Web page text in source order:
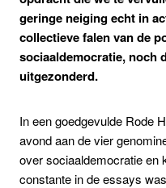
geringe neiging echt in
collectieve falen van de
sociaaldemocratie, noch
uitgezonderd.
In een goedgevulde Rode
avond aan de vier
over sociaaldemocratie en
constante in de essays